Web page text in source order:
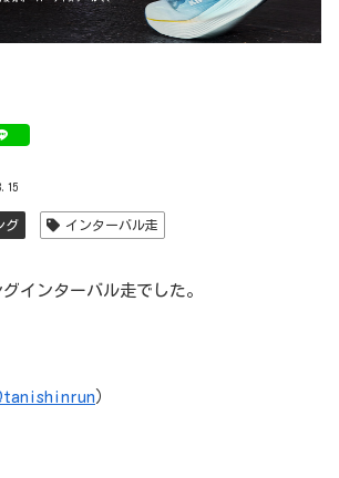
グ インターバル走
インターバル走でした。
）